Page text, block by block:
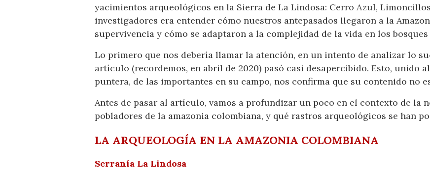
yacimientos arqueológicos en la Sierra de La Lindosa: Cerro Azul,
investigadores era entender cómo nuestros antepasados llegaron a la
supervivencia y cómo se adaptaron a la complejidad de la vida en los
Lo primero que nos debería llamar la atención, en un intento de analizar lo
artículo (recordemos, en abril de 2020) pasó casi desapercibido. Esto, unido
puntera, de las importantes en su campo, nos confirma que su contenido no
Antes de pasar al artículo, vamos a profundizar un poco en el contexto de la
pobladores de la amazonia colombiana, y qué rastros arqueológicos se han
LA ARQUEOLOGÍA EN LA AMAZONIA COLOMBIANA
Serranía La Lindosa